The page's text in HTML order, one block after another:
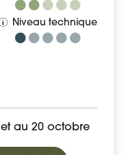
Niveau technique
au 20 octobre